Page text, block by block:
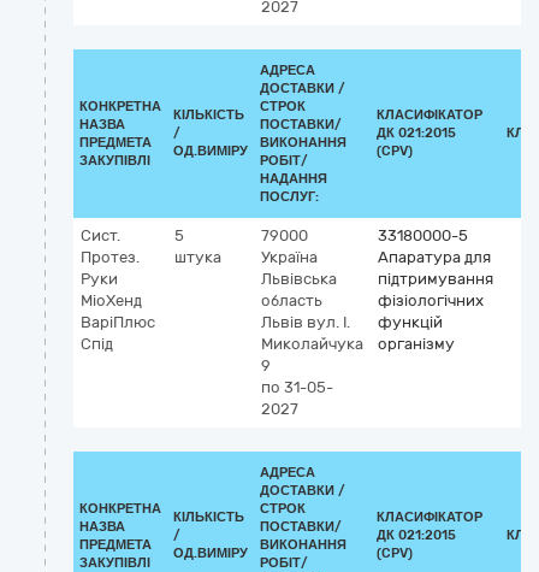
2027
КОНКРЕТНА
НАЗВА
ПРЕДМЕТА
ЗАКУПІВЛІ
КІЛЬКІСТЬ
/
ОД.ВИМІРУ
АДРЕСА
ДОСТАВКИ /
СТРОК
ПОСТАВКИ/
ВИКОНАННЯ
РОБІТ/
НАДАННЯ
ПОСЛУГ:
КЛАСИФІКАТОР
ДК 021:2015
(CPV)
Сист.
Протез.
Руки
МіоХенд
ВаріПлюс
Спід
5
штука
79000
Україна
Львівська
область
Львів вул. І.
Миколайчука
9
по 31-05-
2027
33180000-5
Апаратура для
підтримування
фізіологічних
функцій
організму
КОНКРЕТНА
НАЗВА
ПРЕДМЕТА
ЗАКУПІВЛІ
КІЛЬКІСТЬ
/
ОД.ВИМІРУ
АДРЕСА
ДОСТАВКИ /
СТРОК
ПОСТАВКИ/
ВИКОНАННЯ
РОБІТ/
КЛАСИФІКАТОР
ДК 021:2015
(CPV)